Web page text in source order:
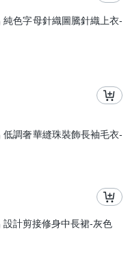
色字母針織圖騰針織上衣-
調奢華縫珠裝飾長袖毛衣-
計剪接修身中長裙-灰色